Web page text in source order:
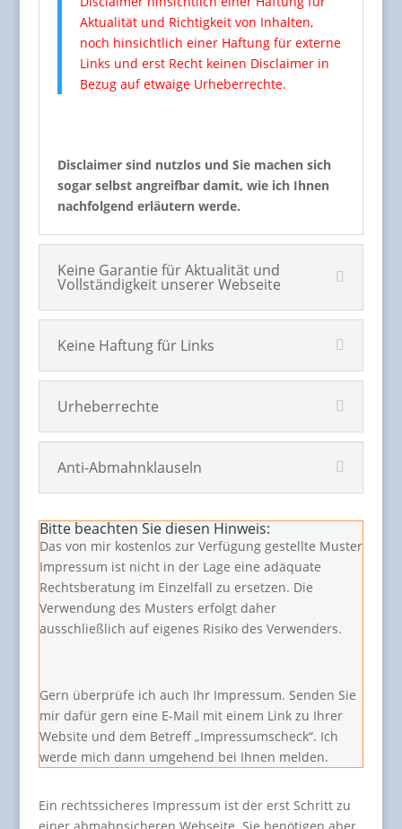
Aktualität und Richtigkeit von Inhalten,
noch hinsichtlich einer Haftung für externe
Links und erst Recht keinen Disclaimer in
Bezug auf etwaige Urheberrechte.
Disclaimer sind nutzlos und Sie machen sich
sogar selbst angreifbar damit, wie ich Ihnen
nachfolgend erläutern werde.
Keine Garantie für Aktualität und
Vollständigkeit unserer Webseite
Keine Haftung für Links
Urheberrechte
Anti-Abmahnklauseln
Bitte beachten Sie diesen Hinweis:
Das von mir kostenlos zur Verfügung gestellte Muster
Impressum ist nicht in der Lage eine adäquate
Rechtsberatung im Einzelfall zu ersetzen. Die
Verwendung des Musters erfolgt daher
ausschließlich auf eigenes Risiko des Verwenders.
Gern überprüfe ich auch Ihr Impressum. Senden Sie
mir dafür gern eine E-Mail mit einem Link zu Ihrer
Website und dem Betreff „Impressumscheck“. Ich
werde mich dann umgehend bei Ihnen melden.
Ein rechtssicheres Impressum ist der erst Schritt zu